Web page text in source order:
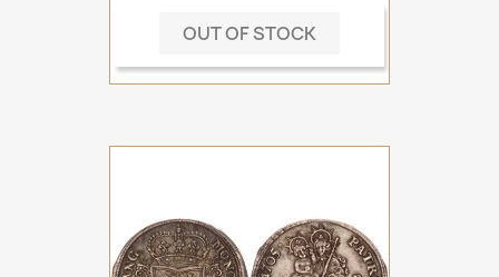
OUT OF STOCK